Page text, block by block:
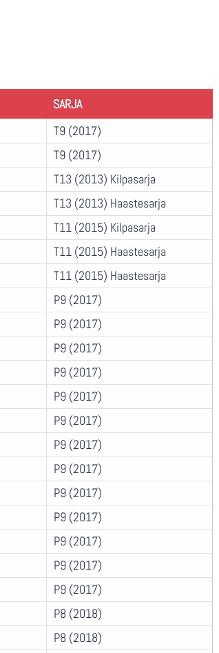
SARJA
T9 (2017)
T9 (2017)
T13 (2013) Kilpasarja
T13 (2013) Haastesarja
T11 (2015) Kilpasarja
T11 (2015) Haastesarja
T11 (2015) Haastesarja
P9 (2017)
P9 (2017)
P9 (2017)
P9 (2017)
P9 (2017)
P9 (2017)
P9 (2017)
P9 (2017)
P9 (2017)
P9 (2017)
P9 (2017)
P9 (2017)
P9 (2017)
P8 (2018)
P8 (2018)